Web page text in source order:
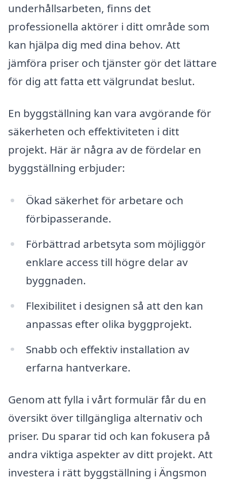
underhållsarbeten, finns det
professionella aktörer i ditt område som
kan hjälpa dig med dina behov. Att
jämföra priser och tjänster gör det lättare
för dig att fatta ett välgrundat beslut.
En byggställning kan vara avgörande för
säkerheten och effektiviteten i ditt
projekt. Här är några av de fördelar en
byggställning erbjuder:
Ökad säkerhet för arbetare och
förbipasserande.
Förbättrad arbetsyta som möjliggör
enklare access till högre delar av
byggnaden.
Flexibilitet i designen så att den kan
anpassas efter olika byggprojekt.
Snabb och effektiv installation av
erfarna hantverkare.
Genom att fylla i vårt formulär får du en
översikt över tillgängliga alternativ och
priser. Du sparar tid och kan fokusera på
andra viktiga aspekter av ditt projekt. Att
investera i rätt byggställning i Ängsmon